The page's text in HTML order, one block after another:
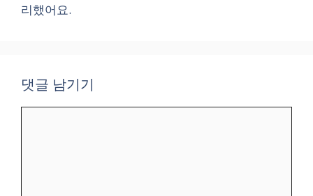
리했어요.
댓글 남기기